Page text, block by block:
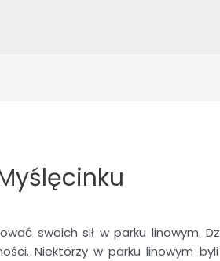
swoich sił w parku linowym.
Niektórzy w parku linowym